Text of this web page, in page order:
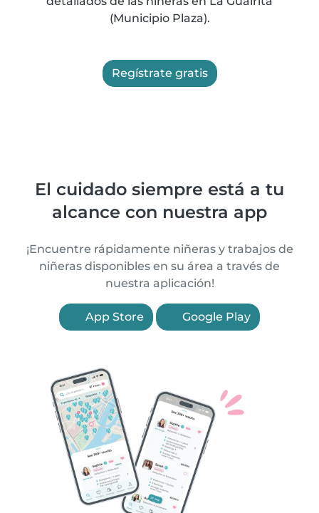
(Municipio Plaza).
Regístrate gratis
El cuidado siempre está a tu
alcance con nuestra app
¡Encuentre rápidamente niñeras y trabajos de
niñeras disponibles en su área a través de
nuestra aplicación!
App Store Google Play